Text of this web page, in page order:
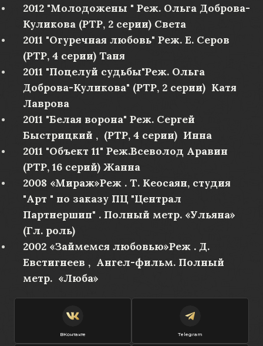
2012 "Молодожены " Реж. Ольга Доброва-
Куликова (РТР, 2 серии) Света
2011 "Огуречная любовь" Реж. Е. Серов
(РТР, 4 серии) Таня
2011 "Поцелуй судьбы"Реж. Ольга
Доброва-Куликова" (РТР, 2 серии) Катя
Лаврова
2011 "Белая ворона" Реж. Сергей
Быстрицкий , (РТР, 4 серии) Инна
2011 "Объект 11" Реж.Всеволод Аравин
(РТР, 16 серий) Жанна
2008 «Мираж»Реж . Т. Кеосаян, студия
"Арт " по заказу ПЦ "Централ
Партнершип" . Полный метр. «Ульяна»
(Гл. роль)
2002 «Займемся любовью»Реж . Д.
Евстигнеев , Ангел-фильм. Полный
метр. «Люба»
ВКонтакте Telegram